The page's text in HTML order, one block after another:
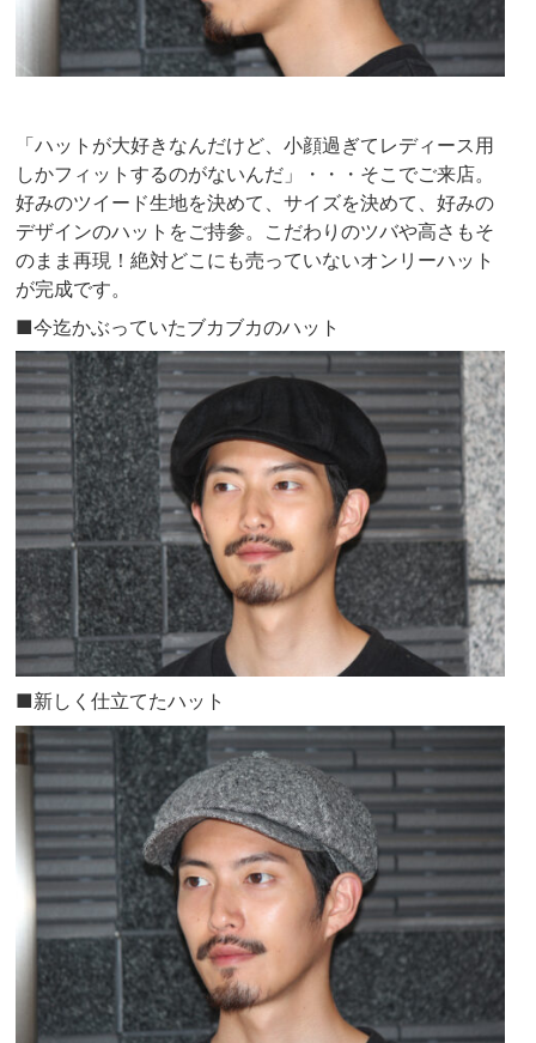
「ハットが大好きなんだけど、小顔過ぎてレディース用
しかフィットするのがないんだ」・・・そこでご来店。
好みのツイード生地を決めて、サイズを決めて、好みの
デザインのハットをご持参。こだわりのツバや高さもそ
のまま再現！絶対どこにも売っていないオンリーハット
が完成です。
■今迄かぶっていたブカブカのハット
■新しく仕立てたハット